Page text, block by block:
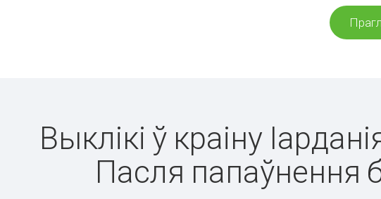
Выклікі ў краіну
Пасля папаўнення